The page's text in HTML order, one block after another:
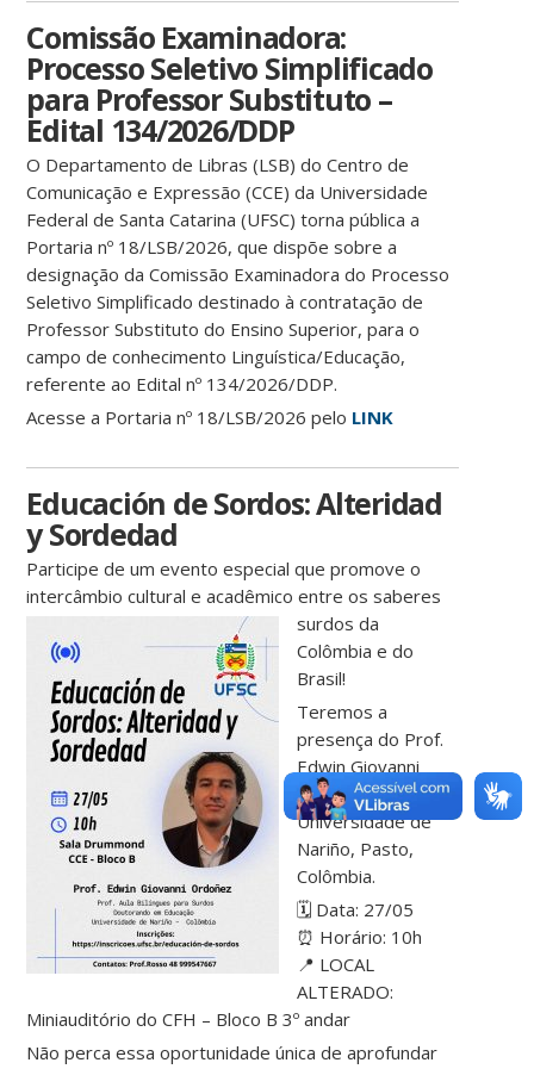
Comissão Examinadora:
Processo Seletivo Simplificado
para Professor Substituto –
Edital 134/2026/DDP
O Departamento de Libras (LSB) do Centro de
Comunicação e Expressão (CCE) da Universidade
Federal de Santa Catarina (UFSC) torna pública a
Portaria nº 18/LSB/2026, que dispõe sobre a
designação da Comissão Examinadora do Processo
Seletivo Simplificado destinado à contratação de
Professor Substituto do Ensino Superior, para o
campo de conhecimento Linguística/Educação,
referente ao Edital nº 134/2026/DDP.
Acesse a Portaria nº 18/LSB/2026 pelo LINK
Educación de Sordos: Alteridad
y Sordedad
Participe de um evento especial que promove o
intercâmbio cultural e acadêmico entre os saberes
surdosda
Colômbia e do
Brasil!
Teremos a
presença do Prof.
Edwin Giovanni
Ordoñez, da
Universidade de
Nariño, Pasto,
Colômbia.
🗓️ Data: 27/05
⏰ Horário: 10h
📍 LOCAL
ALTERADO:
Miniauditório do CFH – Bloco B 3º andar
Não perca essa oportunidade única de aprofundar